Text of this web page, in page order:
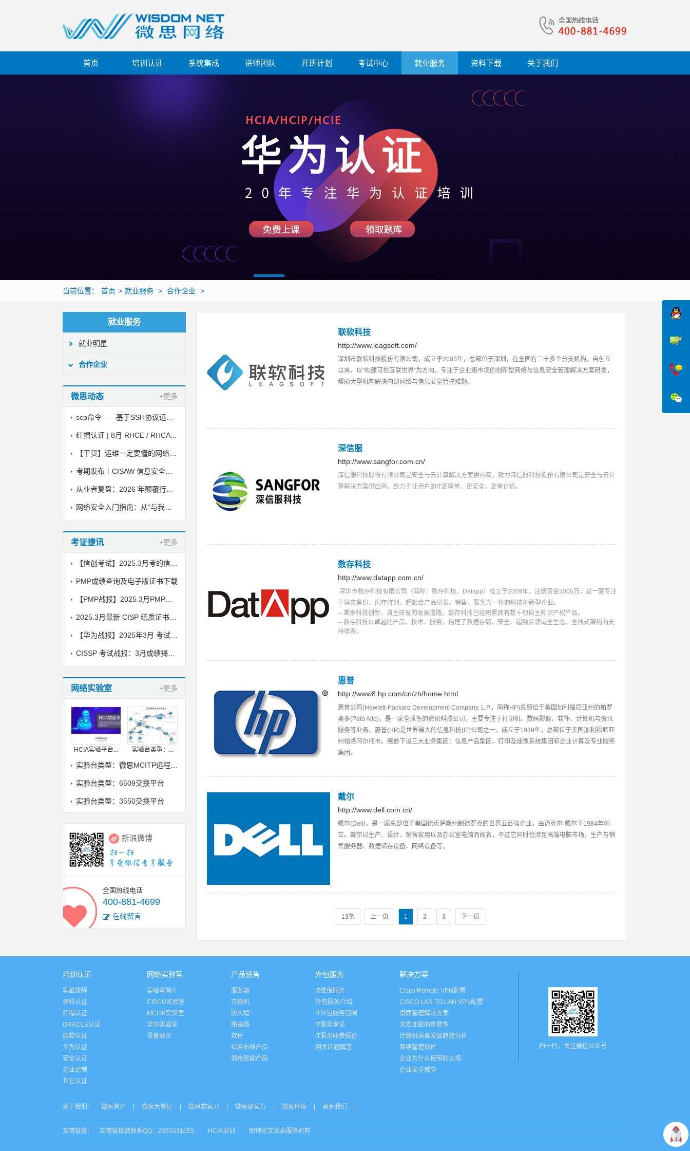
首页 培训认证 系统集成 讲师团队 开班计划 考试中心 就业服务 资料下载 关于我们
1 2 3 4 5
当前位置： 首页 > 就业服务 > 合作企业 >
就业服务
就业明星
合作企业
微思动态 +更多
红帽认证 | 8月 RHCE / RHCA 考试时间
考证捷讯 +更多
PMP成绩查询及电子版证书下载
网络实验室 +更多
HCIA实验平台... 实验台类型：...
实验台类型：6509交换平台
实验台类型：3550交换平台
新浪微博
全国热线电话
400-881-4699
在线留言
联软科技
http://www.leagsoft.com/
深圳市联软科技股份有限公司，成立于2003年，总部位于深圳，在全国有二十多个分支机构。自创立
以来，以“构建可控互联世界”为方向，专注于企业级市场的创新型网络与信息安全管理解决方案研发，
帮助大型机构解决内部网络与信息安全管控难题。
深信服
http://www.sangfor.com.cn/
深信服科技股份有限公司是安全与云计算解决方案供应商，致力深信服科技股份有限公司是安全与云计
算解决方案供应商，致力于让用户的IT更简单，更安全，更有价值。
数存科技
http://www.datapp.com.cn/
深圳市数存科技有限公司（简称：数存科技，Datapp）成立于2009年，注册资金5000万，是一家专注
于容灾备份、闪存阵列、超融合产品研发、销售、服务为一体的科技创新型企业。
-- 秉承科技创新、自主研发的发展道路，数存科技已经积累拥有数十项自主知识产权产品。
-- 数存科技以卓越的产品、技术、服务，构建了数据存储、安全、超融合领域全生态、全栈式架构的支
持体系。
惠普
http://www8.hp.com/cn/zh/home.html
惠普公司(Hewlett-Packard Development Company, L.P.，简称HP)总部位于美国加利福尼亚州的帕罗
奥多(Palo Alto)，是一家全球性的资讯科技公司，主要专注于打印机、数码影像、软件、计算机与资讯
服务等业务。惠普(HP)是世界最大的信息科技(IT)公司之一，成立于1939年，总部位于美国加利福尼亚
州帕洛阿尔托市。惠普下设三大业务集团：信息产品集团、打印及成像系统集团和企业计算及专业服务
集团。
戴尔
http://www.dell.com.cn/
戴尔(Dell)，是一家总部位于美国德克萨斯州朗德罗克的世界五百强企业，由迈克尔·戴尔于1984年创
立。戴尔以生产、设计、销售家用以及办公室电脑而闻名，不过它同时也涉足高端电脑市场，生产与销
售服务器、数据储存设备、网络设备等。
13条 上一页 1 2 3 下一页
培训认证
实战课程
思科认证
红帽认证
ORACLE认证
微软认证
华为认证
安全认证
企业定制
其它认证
网络实验室
实验室简介
CISCO实验室
MCITP实验室
华为实验室
设备展示
产品销售
服务器
交换机
防火墙
路由器
软件
综合布线产品
弱电智能产品
外包服务
IT维保服务
外包服务介绍
IT外包服务范围
IT服务承诺
IT服务收费报价
相关问题解答
解决方案
Cisco Remote VPN配置
CISCO LAN TO LAN VPN配置
桌面管理解决方案
文档加密的重要性
计算机病毒发展趋势分析
网络管理软件
企业为什么使用防火墙
企业安全威胁
扫一扫，关注微信公众号
关于我们： 微思简介 微思大事记 微思软实力 微思硬实力 微思环境 联系我们
友情链接： 友情链接请联系QQ：2355331055 HCIA培训 职称论文发表服务机构